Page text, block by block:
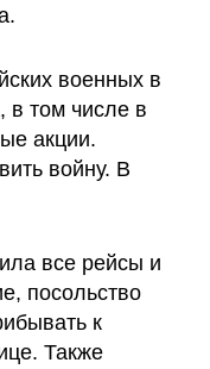
в том числе в
акции.
войну. В
все рейсы и
посольство
к
Также